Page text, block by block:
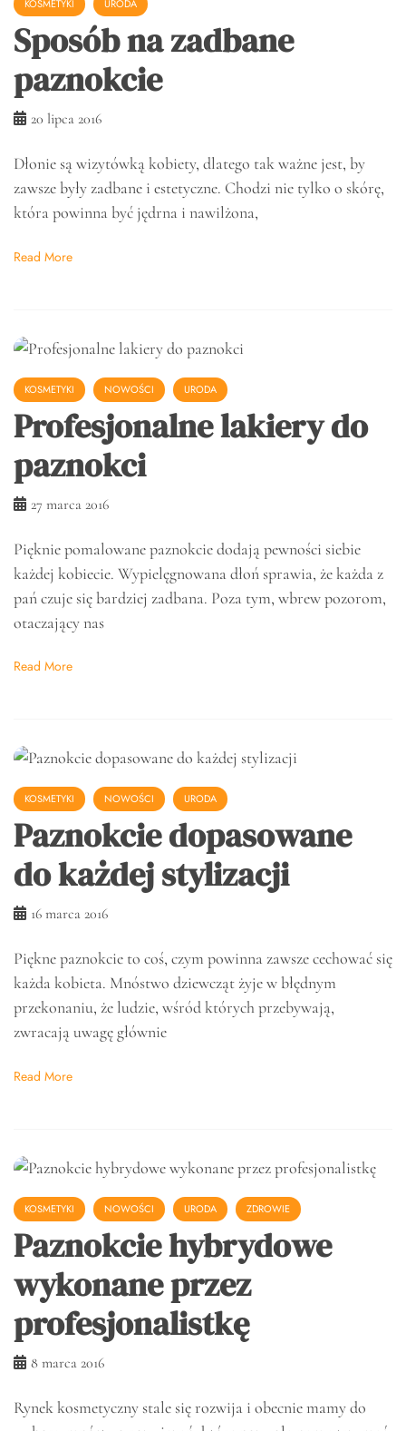
KOSMETYKI URODA
Sposób na zadbane
paznokcie
20 lipca 2016
Dłonie są wizytówką kobiety, dlatego tak ważne jest, by
zawsze były zadbane i estetyczne. Chodzi nie tylko o skórę,
która powinna być jędrna i nawilżona,
Read More
KOSMETYKI NOWOŚCI URODA
Profesjonalne lakiery do
paznokci
27 marca 2016
Pięknie pomalowane paznokcie dodają pewności siebie
każdej kobiecie. Wypielęgnowana dłoń sprawia, że każda z
pań czuje się bardziej zadbana. Poza tym, wbrew pozorom,
otaczający nas
Read More
KOSMETYKI NOWOŚCI URODA
Paznokcie dopasowane
do każdej stylizacji
16 marca 2016
Piękne paznokcie to coś, czym powinna zawsze cechować się
każda kobieta. Mnóstwo dziewcząt żyje w błędnym
przekonaniu, że ludzie, wśród których przebywają,
zwracają uwagę głównie
Read More
KOSMETYKI NOWOŚCI URODA ZDROWIE
Paznokcie hybrydowe
wykonane przez
profesjonalistkę
8 marca 2016
Rynek kosmetyczny stale się rozwija i obecnie mamy do